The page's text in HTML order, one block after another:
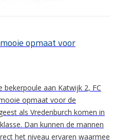
opmaat voor
bekerpoule aan Katwijk 2, FC
opmaat voor de
als Vredenburch komen in
Dan kunnen de mannen
het niveau ervaren waarmee